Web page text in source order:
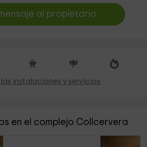
al propietario
instalaciones y servicios
en el complejo Collcervera